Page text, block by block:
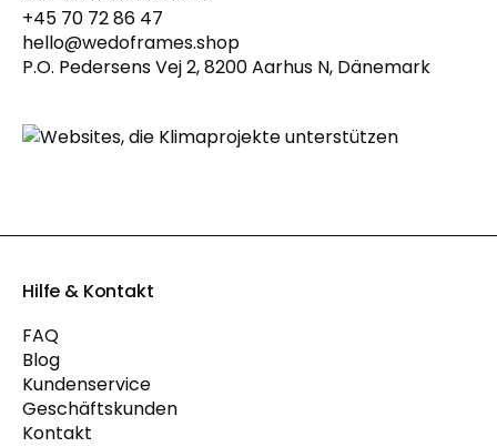
+45 70 72 86 47
hello@wedoframes.shop
P.O. Pedersens Vej 2, 8200 Aarhus N, Dänemark
Hilfe & Kontakt
FAQ
Blog
Kundenservice
Geschäftskunden
Kontakt